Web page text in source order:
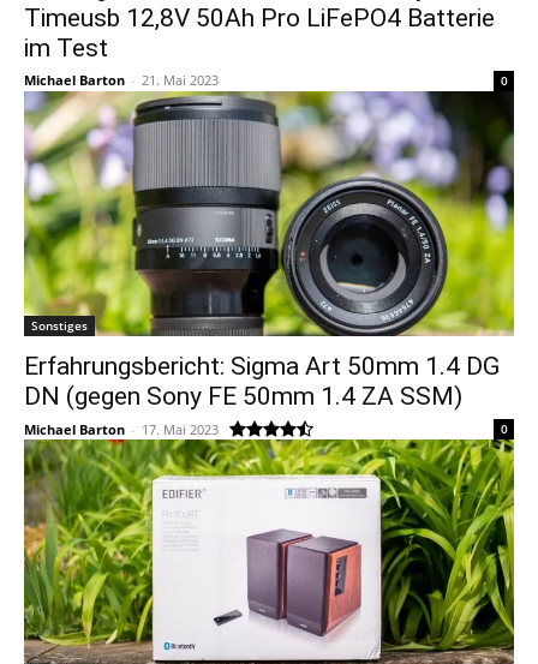
Timeusb 12,8V 50Ah Pro LiFePO4 Batterie
im Test
Michael Barton - 21. Mai 2023 0
Sonstiges
Erfahrungsbericht: Sigma Art 50mm 1.4 DG
DN (gegen Sony FE 50mm 1.4 ZA SSM)
Michael Barton - 17. Mai 2023 0